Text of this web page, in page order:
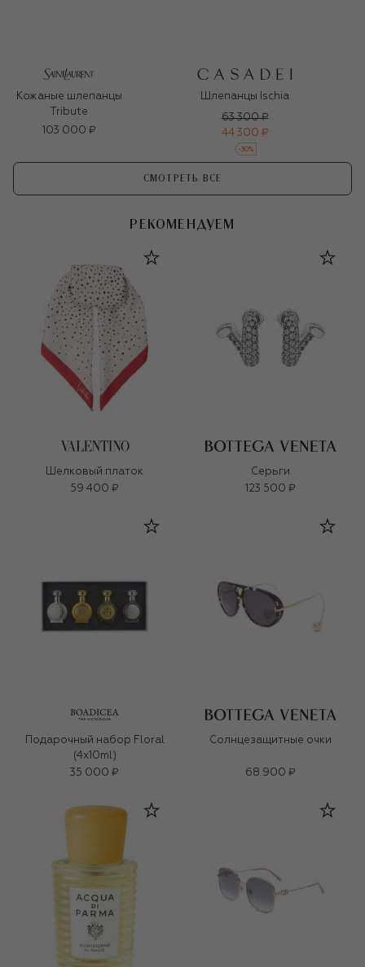
Кожаные шлепанцы
Tribute
103 000 ₽
Шлепанцы Ischia
63 300 ₽
44 300 ₽
-30%
СМОТРЕТЬ ВСЕ
РЕКОМЕНДУЕМ
Шелковый платок
59 400 ₽
Серьги
123 500 ₽
Подарочный набор Floral
(4x10ml)
35 000 ₽
Солнцезащитные очки
68 900 ₽